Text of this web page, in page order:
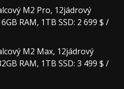
M2 Pro, 12jádrový
RAM, 1TB SSD: 2 699 $ /
M2 Max, 12jádrový
RAM, 1TB SSD: 3 499 $ /